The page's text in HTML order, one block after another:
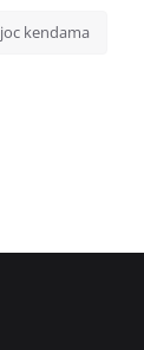
joc kendama